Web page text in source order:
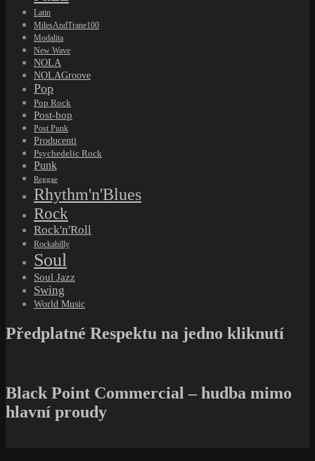
Latin
MilesAndTrane100
Modalita
New Wave
NOLA
NOLAGroove
Pop
Pop Rock
Post-bop
Post Punk
Producenti
Psychedelic Rock
Punk
Reggae
Rhythm'n'Blues
Rock
Rock'n'Roll
Rockabilly
Soul
Soul Jazz
Swing
World Music
Předplatné Respektu na jedno kliknutí
Black Point Commercial – hudba mimo
hlavní proudy